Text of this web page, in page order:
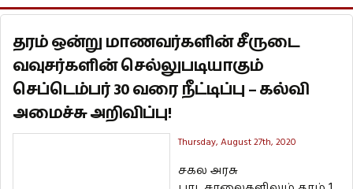
தரம் ஒன்று மாணவர்களின் சீருடை
வவுசர்களின் செல்லுபடியாகும்
செப்டெம்பர் 30 வரை நீட்டிப்பு – கல்வி
அமைச்சு அறிவிப்பு!
Thursday, August 27th, 2020
சகல அரசு